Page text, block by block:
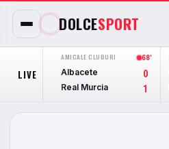
DOLCESPORT
LIVE
AMICALE CLUBURI
68'
Albacete
0
Real Murcia 1